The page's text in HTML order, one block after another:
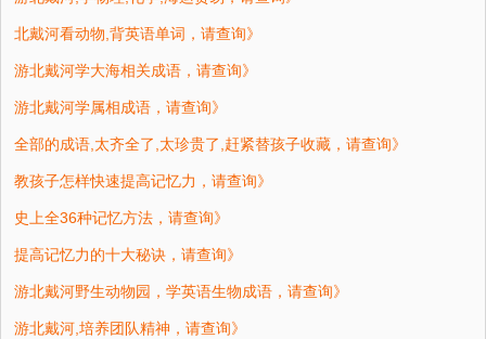
北戴河看动物,背英语单词，请查询》
游北戴河学大海相关成语，请查询》
游北戴河学属相成语，请查询》
全部的成语,太齐全了,太珍贵了,赶紧替孩子收藏，请查询》
教孩子怎样快速提高记忆力，请查询》
史上全36种记忆方法，请查询》
提高记忆力的十大秘诀，请查询》
游北戴河野生动物园，学英语生物成语，请查询》
游北戴河,培养团队精神，请查询》